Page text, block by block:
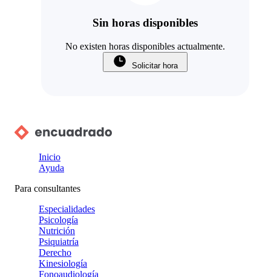
Sin horas disponibles
No existen horas disponibles actualmente.
Solicitar hora
Inicio
Ayuda
Para consultantes
Especialidades
Psicología
Nutrición
Psiquiatría
Derecho
Kinesiología
Fonoaudiología